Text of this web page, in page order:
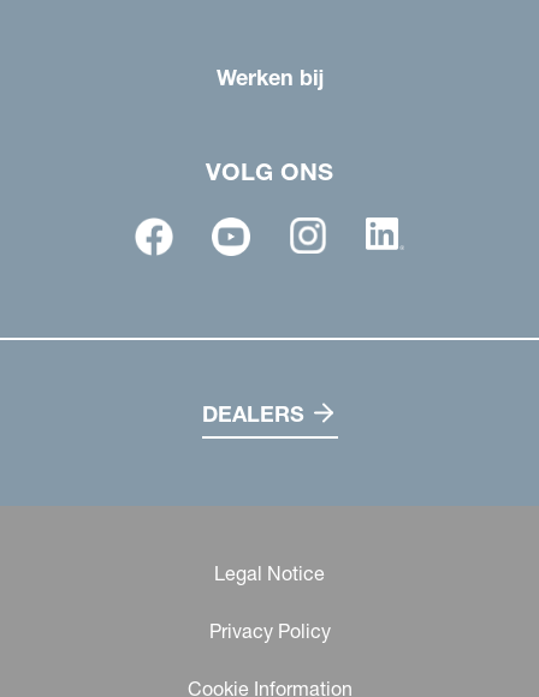
Werken bij
VOLG ONS
DEALERS
Legal Notice
Privacy Policy
Cookie Information